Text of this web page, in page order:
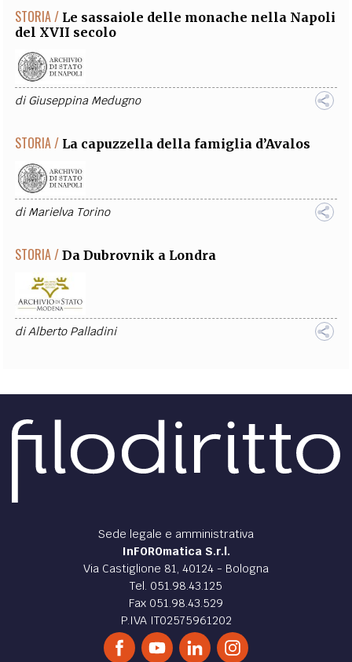
STORIA / Le sassaiole delle monache nella Napoli
del XVII secolo
diGiuseppina Medugno
STORIA / La capuzzella della famiglia d’Avalos
diMarielva Torino
STORIA / Da Dubrovnik a Londra
diAlberto Palladini
Sede legale e amministrativa
InFOROmatica S.r.l.
Via Castiglione 81, 40124 - Bologna
Tel. 051.98.43.125
Fax 051.98.43.529
P.IVA IT02575961202